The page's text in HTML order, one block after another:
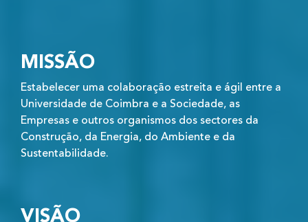
MISSÃO
Estabelecer uma colaboração estreita e ágil entre a
Universidade de Coimbra e a Sociedade, as
Empresas e outros organismos dos sectores da
Construção, da Energia, do Ambiente e da
Sustentabilidade.
VISÃO